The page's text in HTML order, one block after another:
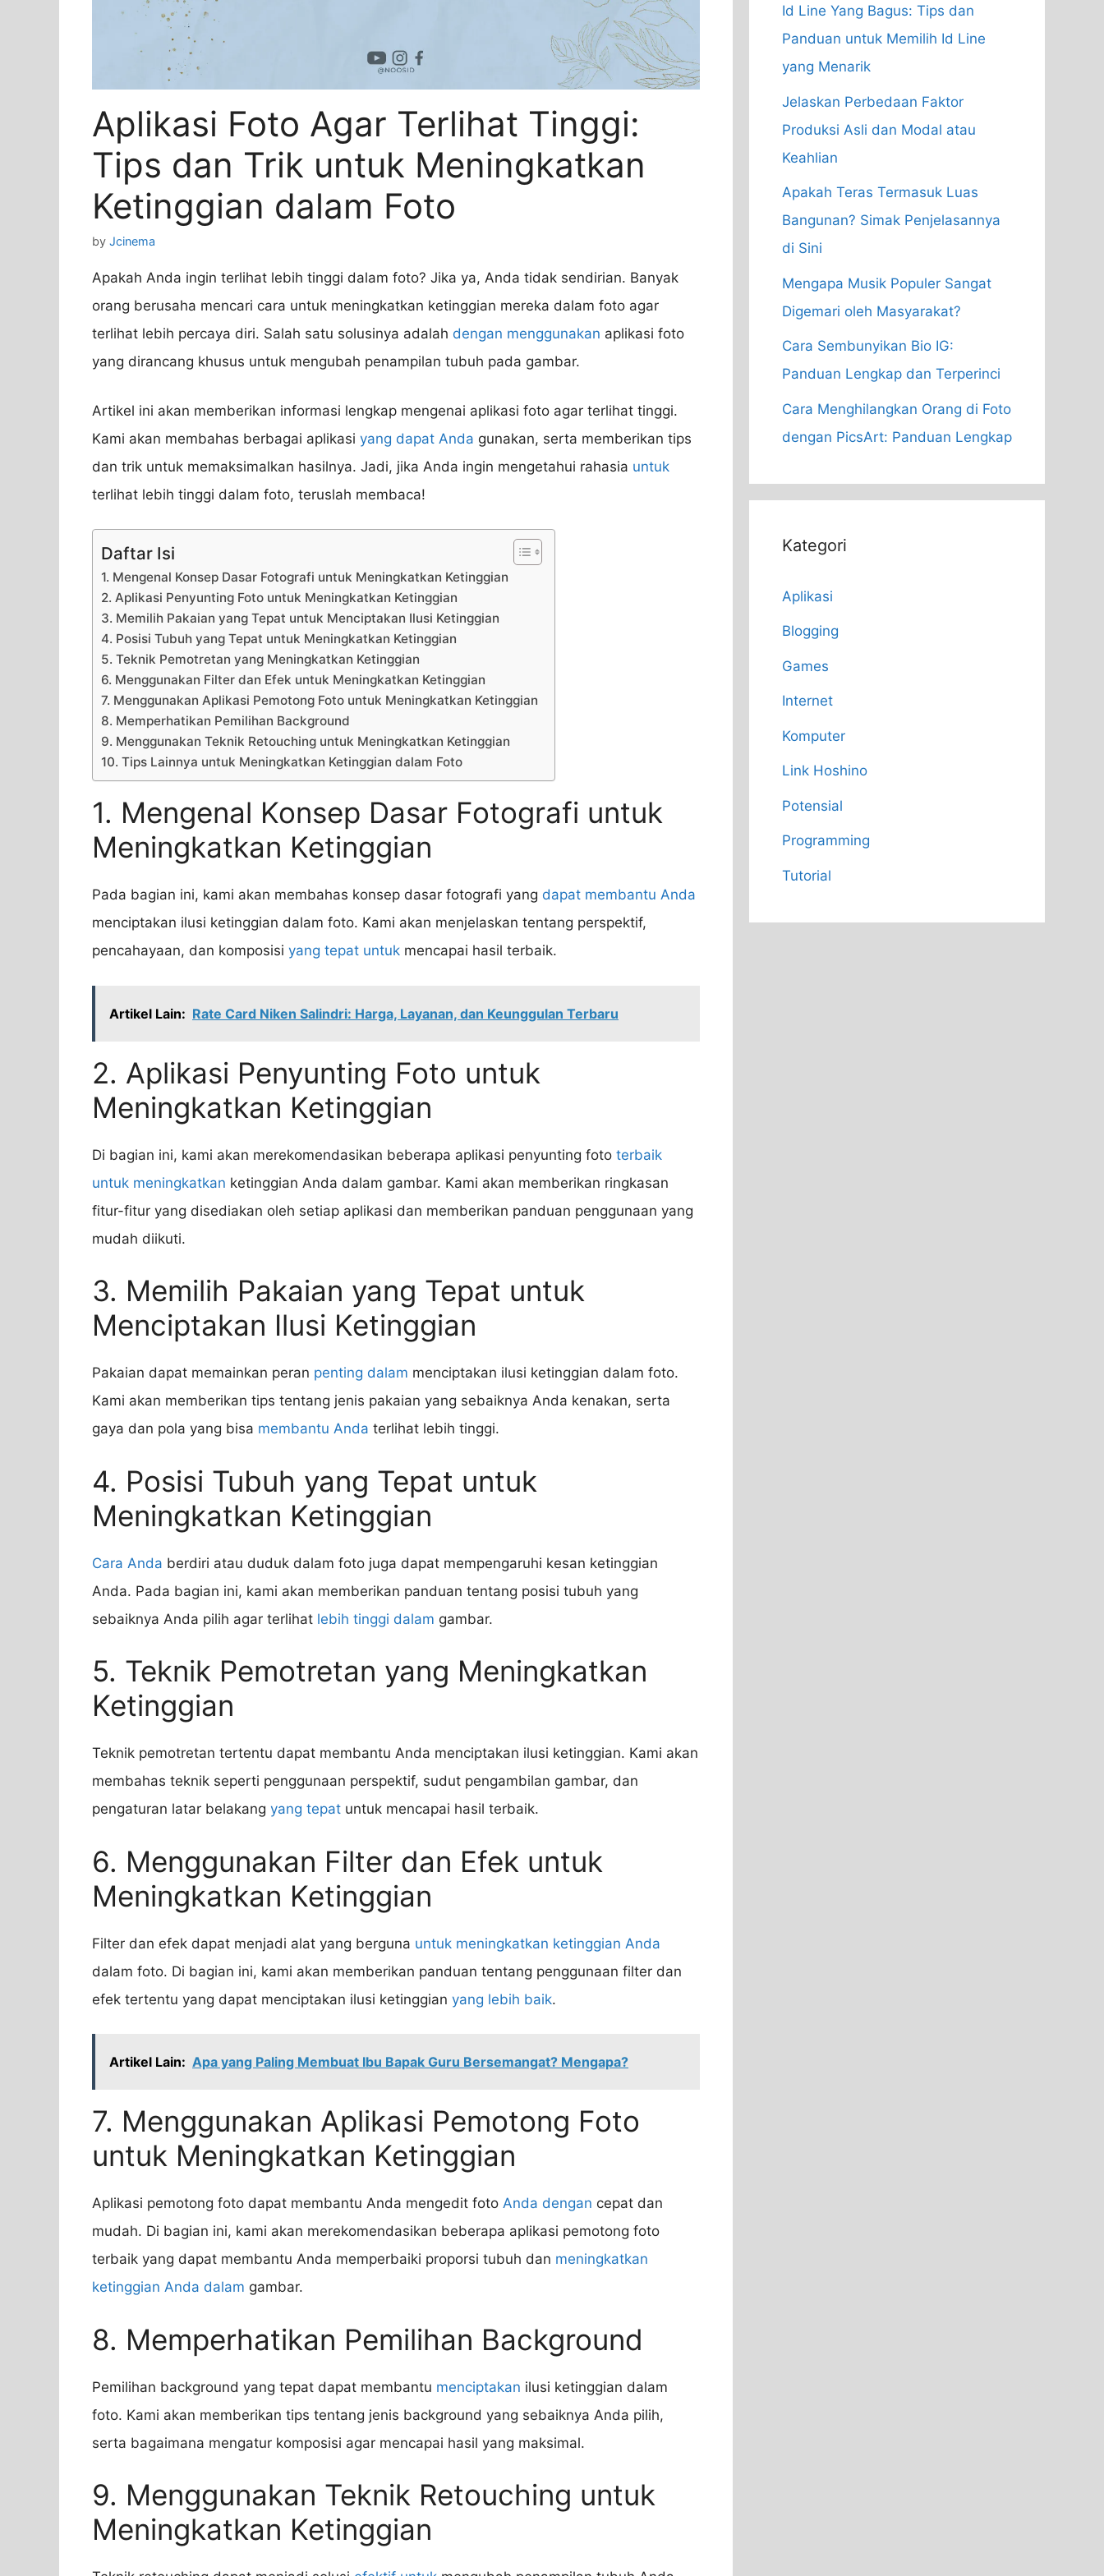
Aplikasi Foto Agar Terlihat Tinggi:
Tips dan Trik untuk Meningkatkan
Ketinggian dalam Foto
by Jcinema
Apakah Anda ingin terlihat lebih tinggi dalam foto? Jika ya, Anda tidak sendirian. Banyak
orang berusaha mencari cara untuk meningkatkan ketinggian mereka dalam foto agar
terlihat lebih percaya diri. Salah satu solusinya adalah dengan menggunakan aplikasi foto
yang dirancang khusus untuk mengubah penampilan tubuh pada gambar.
Artikel ini akan memberikan informasi lengkap mengenai aplikasi foto agar terlihat tinggi.
Kami akan membahas berbagai aplikasi yang dapat Anda gunakan, serta memberikan tips
dan trik untuk memaksimalkan hasilnya. Jadi, jika Anda ingin mengetahui rahasia untuk
terlihat lebih tinggi dalam foto, teruslah membaca!
Daftar Isi
1. Mengenal Konsep Dasar Fotografi untuk Meningkatkan Ketinggian
2. Aplikasi Penyunting Foto untuk Meningkatkan Ketinggian
3. Memilih Pakaian yang Tepat untuk Menciptakan Ilusi Ketinggian
4. Posisi Tubuh yang Tepat untuk Meningkatkan Ketinggian
5. Teknik Pemotretan yang Meningkatkan Ketinggian
6. Menggunakan Filter dan Efek untuk Meningkatkan Ketinggian
7. Menggunakan Aplikasi Pemotong Foto untuk Meningkatkan Ketinggian
8. Memperhatikan Pemilihan Background
9. Menggunakan Teknik Retouching untuk Meningkatkan Ketinggian
10. Tips Lainnya untuk Meningkatkan Ketinggian dalam Foto
1. Mengenal Konsep Dasar Fotografi untuk
Meningkatkan Ketinggian
Pada bagian ini, kami akan membahas konsep dasar fotografi yang dapat membantu Anda
menciptakan ilusi ketinggian dalam foto. Kami akan menjelaskan tentang perspektif,
pencahayaan, dan komposisi yang tepat untuk mencapai hasil terbaik.
Artikel Lain: Rate Card Niken Salindri: Harga, Layanan, dan Keunggulan Terbaru
2. Aplikasi Penyunting Foto untuk
Meningkatkan Ketinggian
Di bagian ini, kami akan merekomendasikan beberapa aplikasi penyunting foto terbaik
untuk meningkatkan ketinggian Anda dalam gambar. Kami akan memberikan ringkasan
fitur-fitur yang disediakan oleh setiap aplikasi dan memberikan panduan penggunaan yang
mudah diikuti.
3. Memilih Pakaian yang Tepat untuk
Menciptakan Ilusi Ketinggian
Pakaian dapat memainkan peran penting dalam menciptakan ilusi ketinggian dalam foto.
Kami akan memberikan tips tentang jenis pakaian yang sebaiknya Anda kenakan, serta
gaya dan pola yang bisa membantu Anda terlihat lebih tinggi.
4. Posisi Tubuh yang Tepat untuk
Meningkatkan Ketinggian
Cara Anda berdiri atau duduk dalam foto juga dapat mempengaruhi kesan ketinggian
Anda. Pada bagian ini, kami akan memberikan panduan tentang posisi tubuh yang
sebaiknya Anda pilih agar terlihat lebih tinggi dalam gambar.
5. Teknik Pemotretan yang Meningkatkan
Ketinggian
Teknik pemotretan tertentu dapat membantu Anda menciptakan ilusi ketinggian. Kami akan
membahas teknik seperti penggunaan perspektif, sudut pengambilan gambar, dan
pengaturan latar belakang yang tepat untuk mencapai hasil terbaik.
6. Menggunakan Filter dan Efek untuk
Meningkatkan Ketinggian
Filter dan efek dapat menjadi alat yang berguna untuk meningkatkan ketinggian Anda
dalam foto. Di bagian ini, kami akan memberikan panduan tentang penggunaan filter dan
efek tertentu yang dapat menciptakan ilusi ketinggian yang lebih baik.
Artikel Lain: Apa yang Paling Membuat Ibu Bapak Guru Bersemangat? Mengapa?
7. Menggunakan Aplikasi Pemotong Foto
untuk Meningkatkan Ketinggian
Aplikasi pemotong foto dapat membantu Anda mengedit foto Anda dengan cepat dan
mudah. Di bagian ini, kami akan merekomendasikan beberapa aplikasi pemotong foto
terbaik yang dapat membantu Anda memperbaiki proporsi tubuh dan meningkatkan
ketinggian Anda dalam gambar.
8. Memperhatikan Pemilihan Background
Pemilihan background yang tepat dapat membantu menciptakan ilusi ketinggian dalam
foto. Kami akan memberikan tips tentang jenis background yang sebaiknya Anda pilih,
serta bagaimana mengatur komposisi agar mencapai hasil yang maksimal.
9. Menggunakan Teknik Retouching untuk
Meningkatkan Ketinggian
Id Line Yang Bagus: Tips dan
Panduan untuk Memilih Id Line
yang Menarik
Jelaskan Perbedaan Faktor
Produksi Asli dan Modal atau
Keahlian
Apakah Teras Termasuk Luas
Bangunan? Simak Penjelasannya
di Sini
Mengapa Musik Populer Sangat
Digemari oleh Masyarakat?
Cara Sembunyikan Bio IG:
Panduan Lengkap dan Terperinci
Cara Menghilangkan Orang di Foto
dengan PicsArt: Panduan Lengkap
Kategori
Aplikasi
Blogging
Games
Internet
Komputer
Link Hoshino
Potensial
Programming
Tutorial